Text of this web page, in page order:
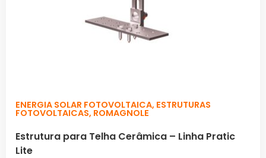
ENERGIA SOLAR FOTOVOLTAICA, ESTRUTURAS
FOTOVOLTAICAS, ROMAGNOLE
Estrutura para Telha Cerâmica – Linha Pratic
Lite